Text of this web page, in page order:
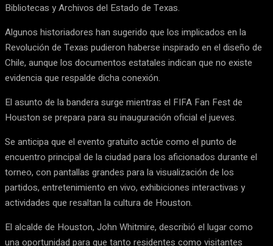
Bibliotecas y Archivos del Estado de Texas.
Algunos historiadores han sugerido que los implicados en la
Revolución de Texas pudieron haberse inspirado en el diseño de
Chile, aunque los documentos estatales indican que no existe
evidencia que respalde dicha conexión.
El asunto de la bandera surge mientras el FIFA Fan Fest de
Houston se prepara para su inauguración oficial el jueves.
Se anticipa que el evento gratuito actúe como el punto de
encuentro principal de la ciudad para los aficionados durante el
torneo, con pantallas grandes para la visualización de los
partidos, entretenimiento en vivo, exhibiciones interactivas y
actividades que resaltan la cultura de Houston.
El alcalde de Houston, John Whitmire, describió el lugar como
una oportunidad para que tanto residentes como visitantes